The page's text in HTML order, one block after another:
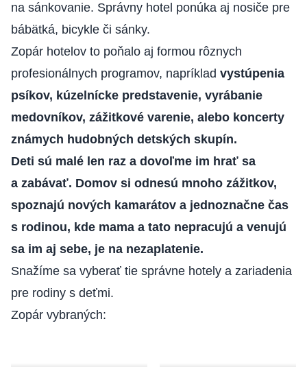
na sánkovanie. Správny hotel ponúka aj nosiče pre
bábätká, bicykle či sánky.
Zopár hotelov to poňalo aj formou rôznych
profesionálnych programov, napríklad vystúpenia
psíkov, kúzelnícke predstavenie, vyrábanie
medovníkov, zážitkové varenie, alebo koncerty
známych hudobných detských skupín.
Deti sú malé len raz a dovoľme im hrať sa
a zabávať. Domov si odnesú mnoho zážitkov,
spoznajú nových kamarátov a jednoznačne čas
s rodinou, kde mama a tato nepracujú a venujú
sa im aj sebe, je na nezaplatenie.
Snažíme sa vyberať tie správne hotely a zariadenia
pre rodiny s deťmi.
Zopár vybraných: